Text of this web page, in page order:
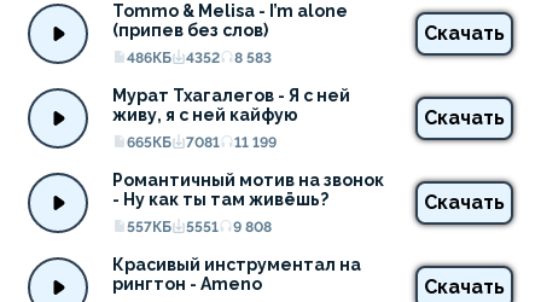
Tommo & Melisa - I’m alone
(припев без слов)
486КБ 4352 8 583
Скачать
Мурат Тхагалегов - Я с ней
живу, я с ней кайфую
665КБ 7081 11 199
Скачать
Романтичный мотив на звонок
- Ну как ты там живёшь?
557КБ 5551 9 808
Скачать
Красивый инструментал на
рингтон - Ameno
Скачать